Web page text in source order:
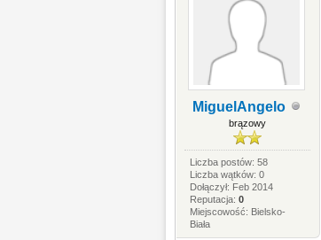
MiguelAngelo
brązowy
Liczba postów: 58
Liczba wątków: 0
Dołączył: Feb 2014
Reputacja:0
Miejscowość: Bielsko-
Biała